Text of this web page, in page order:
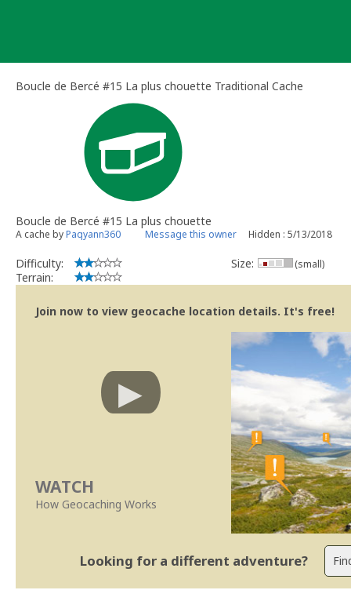
Boucle de Bercé #15 La plus chouette Traditional Cache
Boucle de Bercé #15 La plus chouette
A cache byPaqyann360 Message this owner Hidden : 5/13/2018
Difficulty:
Terrain:
Size: (small)
Join now to view geocache location details. It's free!
WATCH
How Geocaching Works
Looking for a different adventure?